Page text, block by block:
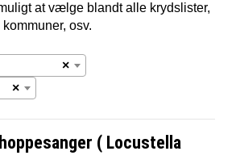
at vælge blandt alle krydslister,
osv.
×
×
( Locustella